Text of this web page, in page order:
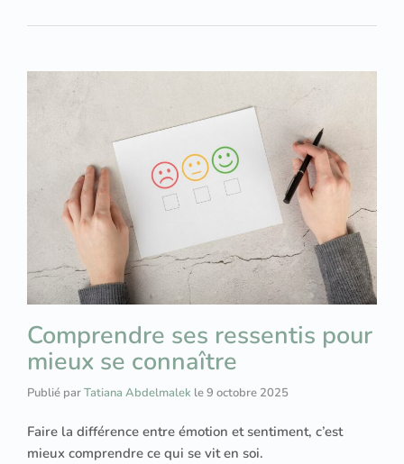
Comprendre ses ressentis pour
mieux se connaître
Publié parTatiana Abdelmalek le9 octobre 2025
Faire la différence entre émotion et sentiment, c’est
mieux comprendre ce qui se vit en soi.